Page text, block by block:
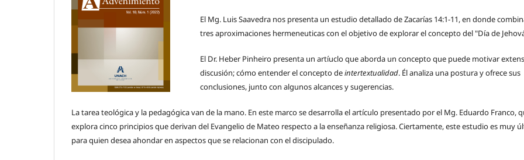
El Mg. Luis Saavedra nos presenta un estudio detallado de Zacarías 14:1-11, en donde
tres aproximaciones hermeneuticas con el objetivo de explorar el concepto del "Día de
El Dr. Heber Pinheiro presenta un artíuclo que aborda un concepto que puede motivar
discusión; cómo entender el concepto deintertextualidad. Él analiza una postura y ofrece sus
conclusiones, junto con algunos alcances y sugerencias.
La tarea teológica y la pedagógica van de la mano. En este marco se desarrolla el artículo presentado por el Mg. Eduardo Franco,
explora cinco principios que derivan del Evangelio de Mateo respecto a la enseñanza religiosa. Ciertamente, este estudio es muy
para quien desea ahondar en aspectos que se relacionan con el discipulado.